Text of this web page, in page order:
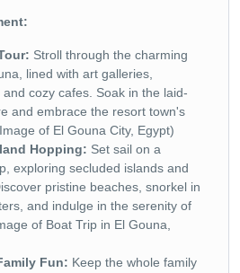
Stroll through the charming
lined with art galleries,
cozy cafes. Soak in the laid-
and embrace the resort town's
of El Gouna City, Egypt)
Hopping: Set sail on a
exploring secluded islands and
pristine beaches, snorkel in
and indulge in the serenity of
of Boat Trip in El Gouna,
Fun: Keep the whole family